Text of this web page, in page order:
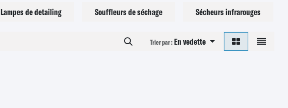
Lampes de detailing Souffleurs de séchage Sécheurs infrarouges
Trier par :En vedette